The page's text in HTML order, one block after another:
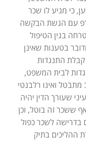
כי מגיע לו שכר
עם הגשת הבקשה
), וכן שכר טרחה בגין הטיפול
בטענות שאינן
קבלת התנגדות
לבית המשפט,
ואינו רלבנטי
שעורך הדין יהיה
ששכר זה בוטל, וכן
בדרישה לשכר כפול
ההליכים בתיק